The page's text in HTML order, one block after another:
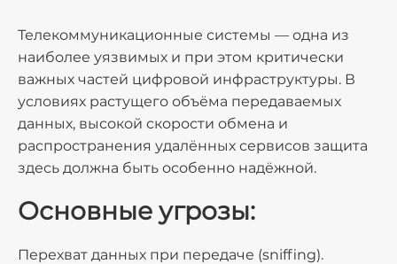
Телекоммуникационные системы — одна из
наиболее уязвимых и при этом критически
важных частей цифровой инфраструктуры. В
условиях растущего объёма передаваемых
данных, высокой скорости обмена и
распространения удалённых сервисов защита
здесь должна быть особенно надёжной.
Основные угрозы:
Перехват данных при передаче (sniffing).